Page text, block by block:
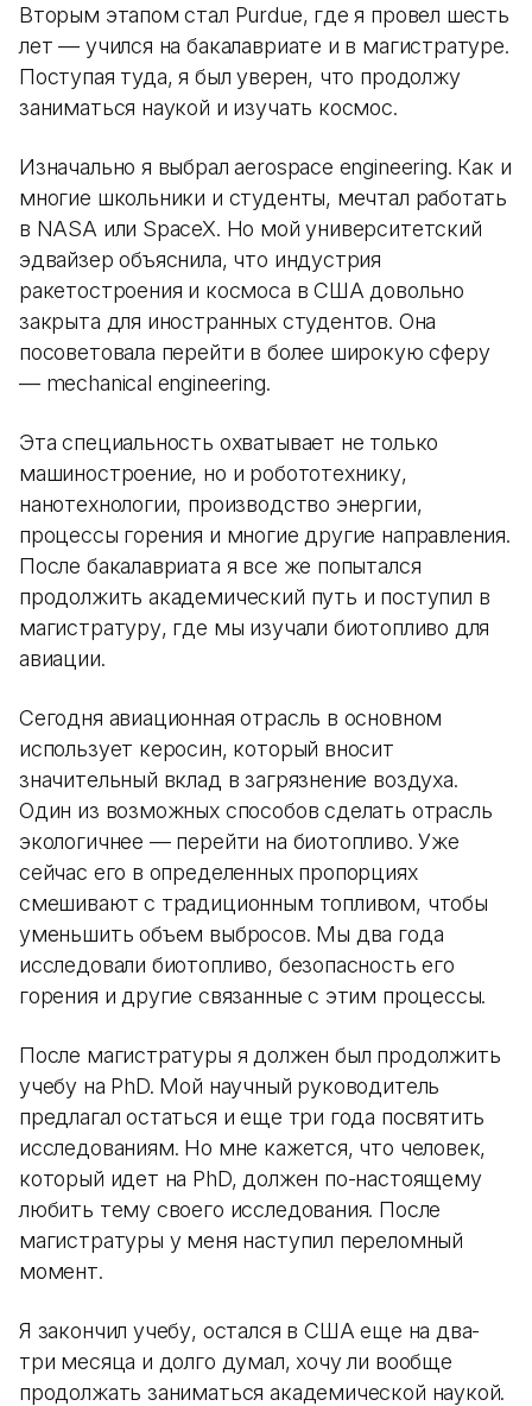
Вторым этапом стал Purdue, где я провел шесть
лет — учился на бакалавриате и в магистратуре.
Поступая туда, я был уверен, что продолжу
заниматься наукой и изучать космос.
Изначально я выбрал aerospace engineering. Как и
многие школьники и студенты, мечтал работать
в NASA или SpaceX. Но мой университетский
эдвайзер объяснила, что индустрия
ракетостроения и космоса в США довольно
закрыта для иностранных студентов. Она
посоветовала перейти в более широкую сферу
— mechanical engineering.
Эта специальность охватывает не только
машиностроение, но и робототехнику,
нанотехнологии, производство энергии,
процессы горения и многие другие направления.
После бакалавриата я все же попытался
продолжить академический путь и поступил в
магистратуру, где мы изучали биотопливо для
авиации.
Сегодня авиационная отрасль в основном
использует керосин, который вносит
значительный вклад в загрязнение воздуха.
Один из возможных способов сделать отрасль
экологичнее — перейти на биотопливо. Уже
сейчас его в определенных пропорциях
смешивают с традиционным топливом, чтобы
уменьшить объем выбросов. Мы два года
исследовали биотопливо, безопасность его
горения и другие связанные с этим процессы.
После магистратуры я должен был продолжить
учебу на PhD. Мой научный руководитель
предлагал остаться и еще три года посвятить
исследованиям. Но мне кажется, что человек,
который идет на PhD, должен по-настоящему
любить тему своего исследования. После
магистратуры у меня наступил переломный
момент.
Я закончил учебу, остался в США еще на два-
три месяца и долго думал, хочу ли вообще
продолжать заниматься академической наукой.